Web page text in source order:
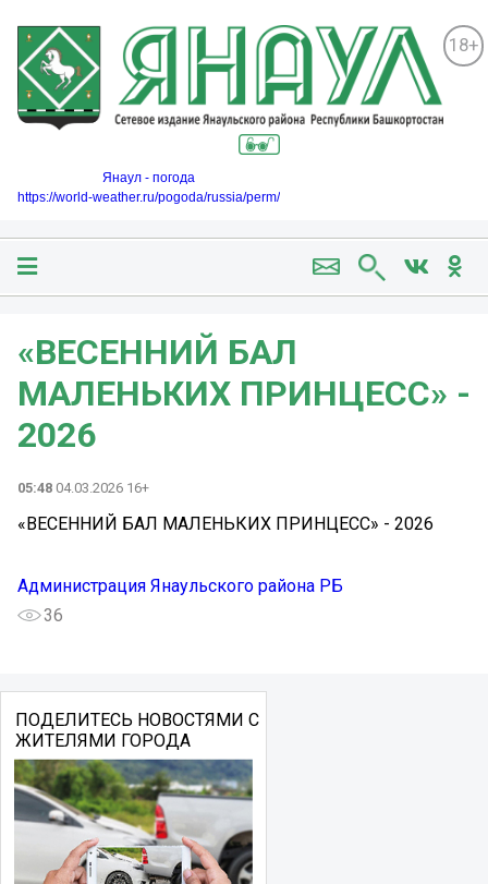
18+
Янаул - погода
https://world-weather.ru/pogoda/russia/perm/
«ВЕСЕННИЙ БАЛ
МАЛЕНЬКИХ ПРИНЦЕСС» -
2026
05:48 04.03.2026 16+
«ВЕСЕННИЙ БАЛ МАЛЕНЬКИХ ПРИНЦЕСС» - 2026
Администрация Янаульского района РБ
36
ПОДЕЛИТЕСЬ НОВОСТЯМИ С
ЖИТЕЛЯМИ ГОРОДА